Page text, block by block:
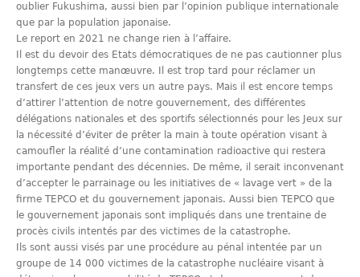
oublier Fukushima, aussi bien par l’opinion publique internationale
que par la population japonaise.
Le report en 2021 ne change rien à l’affaire.
Il est du devoir des Etats démocratiques de ne pas cautionner plus
longtemps cette manœuvre. Il est trop tard pour réclamer un
transfert de ces jeux vers un autre pays. Mais il est encore temps
d’attirer l’attention de notre gouvernement, des différentes
délégations nationales et des sportifs sélectionnés pour les Jeux sur
la nécessité d’éviter de prêter la main à toute opération visant à
camoufler la réalité d’une contamination radioactive qui restera
importante pendant des décennies. De même, il serait inconvenant
d’accepter le parrainage ou les initiatives de « lavage vert » de la
firme TEPCO et du gouvernement japonais. Aussi bien TEPCO que
le gouvernement japonais sont impliqués dans une trentaine de
procès civils intentés par des victimes de la catastrophe.
Ils sont aussi visés par une procédure au pénal intentée par un
groupe de 14 000 victimes de la catastrophe nucléaire visant à